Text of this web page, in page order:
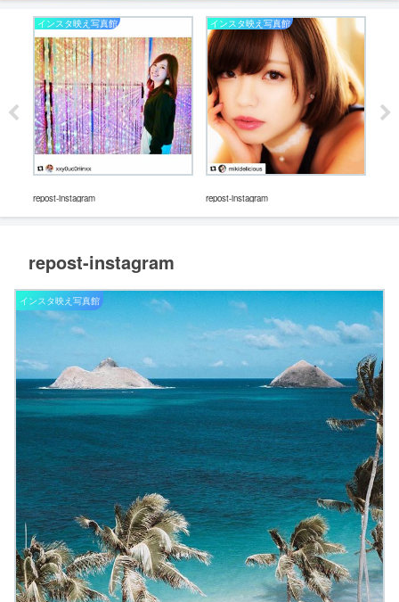
インスタ映え写真館
repost-instagram
インスタ映え写真館
repost-instagram
repost-instagram
インスタ映え写真館